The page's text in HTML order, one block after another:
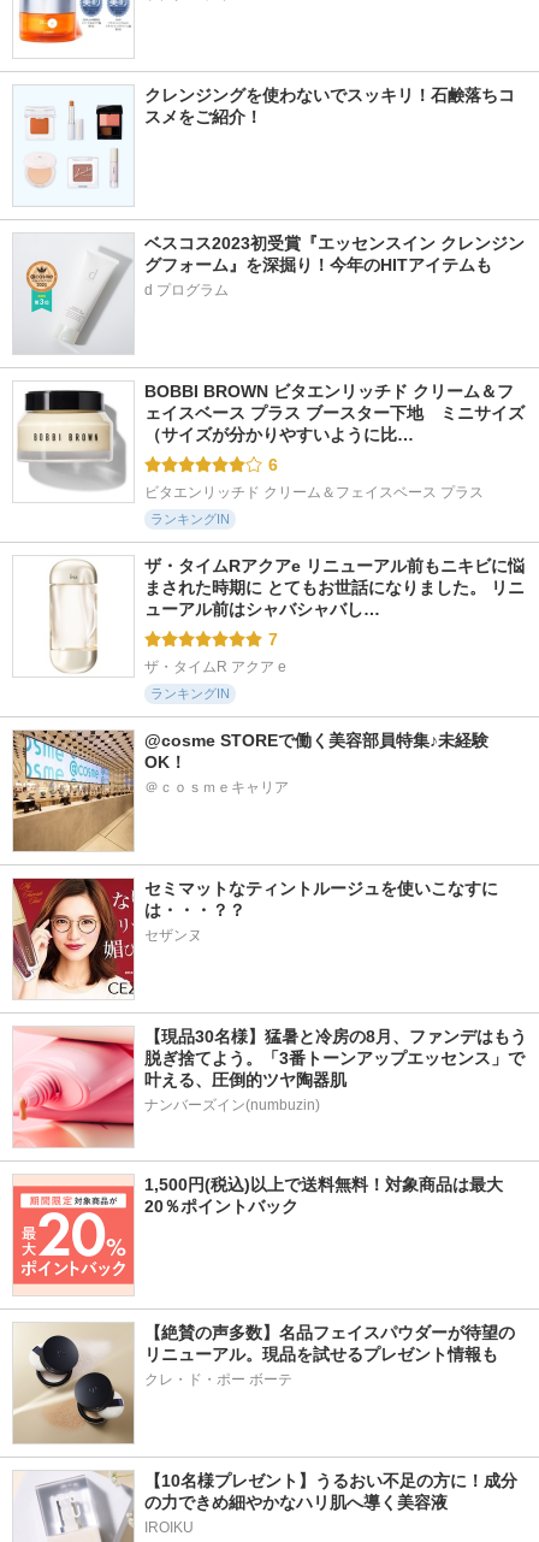
クレンジングを使わないでスッキリ！石鹸落ちコ
スメをご紹介！
ベスコス2023初受賞『エッセンスイン クレンジン
グフォーム』を深掘り！今年のHITアイテムも
d プログラム
BOBBI BROWN ビタエンリッチド クリーム＆フ
ェイスベース プラス ブースター下地　ミニサイズ
（サイズが分かりやすいように比…
6
ビタエンリッチド クリーム＆フェイスベース プラス
ランキングIN
ザ・タイムRアクアe リニューアル前もニキビに悩
まされた時期に とてもお世話になりました。 リニ
ューアル前はシャバシャバし…
7
ザ・タイムR アクア e
ランキングIN
@cosme STOREで働く美容部員特集♪未経験
OK！
＠ｃｏｓｍｅキャリア
セミマットなティントルージュを使いこなすに
は・・・？？
セザンヌ
【現品30名様】猛暑と冷房の8月、ファンデはもう
脱ぎ捨てよう。「3番トーンアップエッセンス」で
叶える、圧倒的ツヤ陶器肌
ナンバーズイン(numbuzin)
1,500円(税込)以上で送料無料！対象商品は最大
20％ポイントバック
【絶賛の声多数】名品フェイスパウダーが待望の
リニューアル。現品を試せるプレゼント情報も
クレ・ド・ポー ボーテ
【10名様プレゼント】うるおい不足の方に！成分
の力できめ細やかなハリ肌へ導く美容液
IROIKU